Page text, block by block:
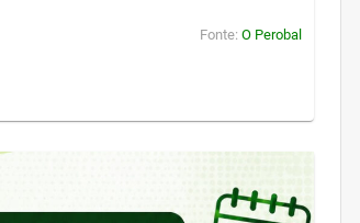
Fonte: O Perobal